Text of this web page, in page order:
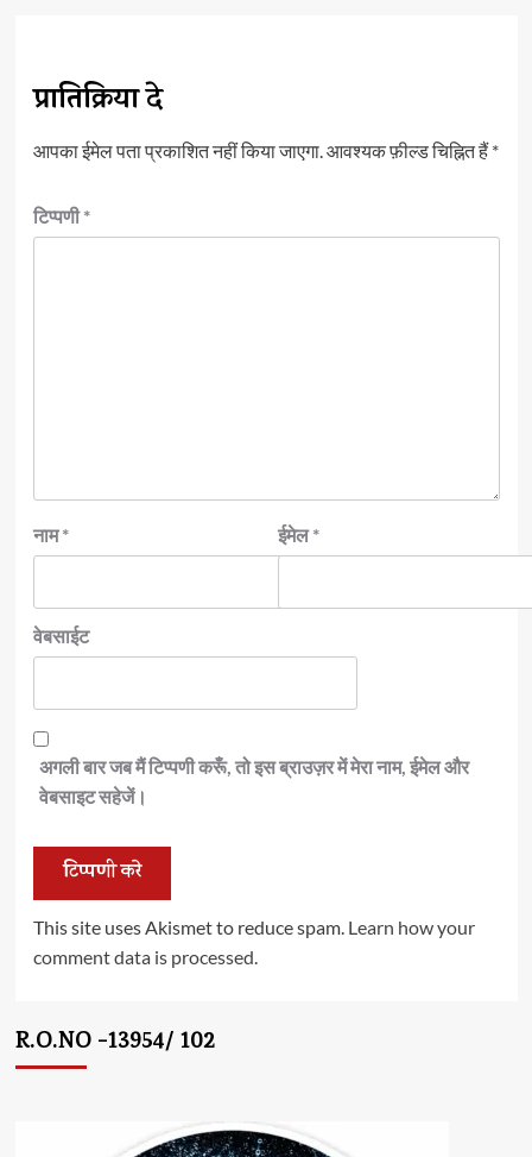
प्रातिक्रिया दे
आपका ईमेल पता प्रकाशित नहीं किया जाएगा.आवश्यक फ़ील्ड चिह्नित हैं*
टिप्पणी*
नाम* ईमेल*
वेबसाईट
अगली बार जब मैं टिप्पणी करूँ, तो इस ब्राउज़र में मेरा नाम, ईमेल और
वेबसाइट सहेजें।
This site uses Akismet to reduce spam. Learn how your
comment data is processed.
R.O.NO -13954/ 102